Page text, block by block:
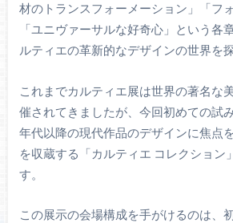
材のトランスフォーメーション」「フ
「ユニヴァーサルな好奇心」という各
ルティエの革新的なデザインの世界を
これまでカルティエ展は世界の著名な
催されてきましたが、今回初めての試
年代以降の現代作品のデザインに焦点
を収蔵する「カルティエ コレクション
す。
この展示の会場構成を手がけるのは、